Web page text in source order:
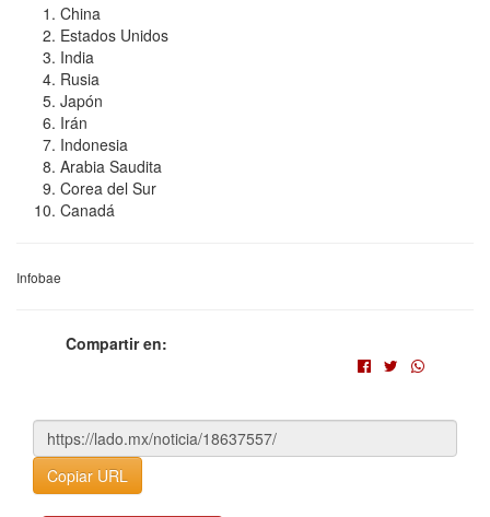
China
Estados Unidos
India
Rusia
Japón
Irán
Indonesia
Arabia Saudita
Corea del Sur
Canadá
Infobae
Compartir en:
Copiar URL